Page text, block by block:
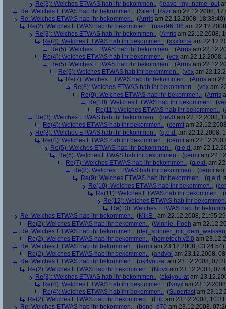
Re(3): Welches ETWAS hab ihr bekommen.. ( leave_my_name_out
Re: Welches ETWAS hab ihr bekommen.. (Silent_Razr am 22.12.2008,
Re: Welches ETWAS hab ihr bekommen.. (Arrris am 22.12.2008, 18:38:40)
Re(2): Welches ETWAS hab ihr bekommen.. (user96106 am
Re(3): Welches ETWAS hab ihr bekommen.. (Arrris am 22.12.2008,
Re(4): Welches ETWAS hab ihr bekommen.. (xxxforce am
Re(5): Welches ETWAS hab ihr bekommen.. (Arrris am
Re(4): Welches ETWAS hab ihr bekommen.. (vex am 22.12.2008,
Re(5): Welches ETWAS hab ihr bekommen.. (Arrris am
Re(6): Welches ETWAS hab ihr bekommen.. (vex am
Re(7): Welches ETWAS hab ihr bekommen.. (Arrris am
Re(8): Welches ETWAS hab ihr bekommen.. (vex am
Re(9): Welches ETWAS hab ihr bekommen.. (Arrris
Re(10): Welches ETWAS hab ihr bekommen.. (
Re(11): Welches ETWAS hab ihr bekommen.. (
Re(3): Welches ETWAS hab ihr bekommen.. (dev0 am 22.12.2008,
Re(4): Welches ETWAS hab ihr bekommen.. (cermi am
Re(3): Welches ETWAS hab ihr bekommen.. (q.e.d. am 22.12.2008,
Re(4): Welches ETWAS hab ihr bekommen.. (cermi am
Re(5): Welches ETWAS hab ihr bekommen.. (q.e.d. am
Re(6): Welches ETWAS hab ihr bekommen.. (cermi am
Re(7): Welches ETWAS hab ihr bekommen.. (q.e.d. am
Re(8): Welches ETWAS hab ihr bekommen.. (cermi am
Re(9): Welches ETWAS hab ihr bekommen.. (q.e.d.
Re(10): Welches ETWAS hab ihr bekommen.. (
Re(11): Welches ETWAS hab ihr bekommen.. (
Re(12): Welches ETWAS hab ihr
Re(13): Welches ETWAS hab ihr
Re: Welches ETWAS hab ihr bekommen.. (MikE_
am 22.12.2008,
Re(2): Welches ETWAS hab ihr bekommen.. (Winnie_Pooh am
Re: Welches ETWAS hab ihr bekommen.. (
Re(2): Welches ETWAS hab ihr bekommen.. (hometech.v2.0 am
Re: Welches ETWAS hab ihr bekommen.. (farmi am 23.12.2008, 03:24:54)
Re(2): Welches ETWAS hab ihr bekommen.. (andvol am 23.12.2008,
Re: Welches ETWAS hab ihr bekommen.. (ok4you-at am 23.12.2008,
Re(2): Welches ETWAS hab ihr bekommen.. (Noyx am 23.12.2008,
Re(3): Welches ETWAS hab ihr bekommen.. (ok4you-at am
Re(4): Welches ETWAS hab ihr bekommen.. (Noyx am
Re(4): Welches ETWAS hab ihr bekommen.. (Superfast am
Re(2): Welches ETWAS hab ihr bekommen.. (Flip am 23.12.2008,
Re: Welches ETWAS hab ihr bekommen.. (bono_d70 am 23.12.2008,